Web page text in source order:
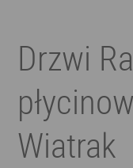
Drzwi
Wiatrak